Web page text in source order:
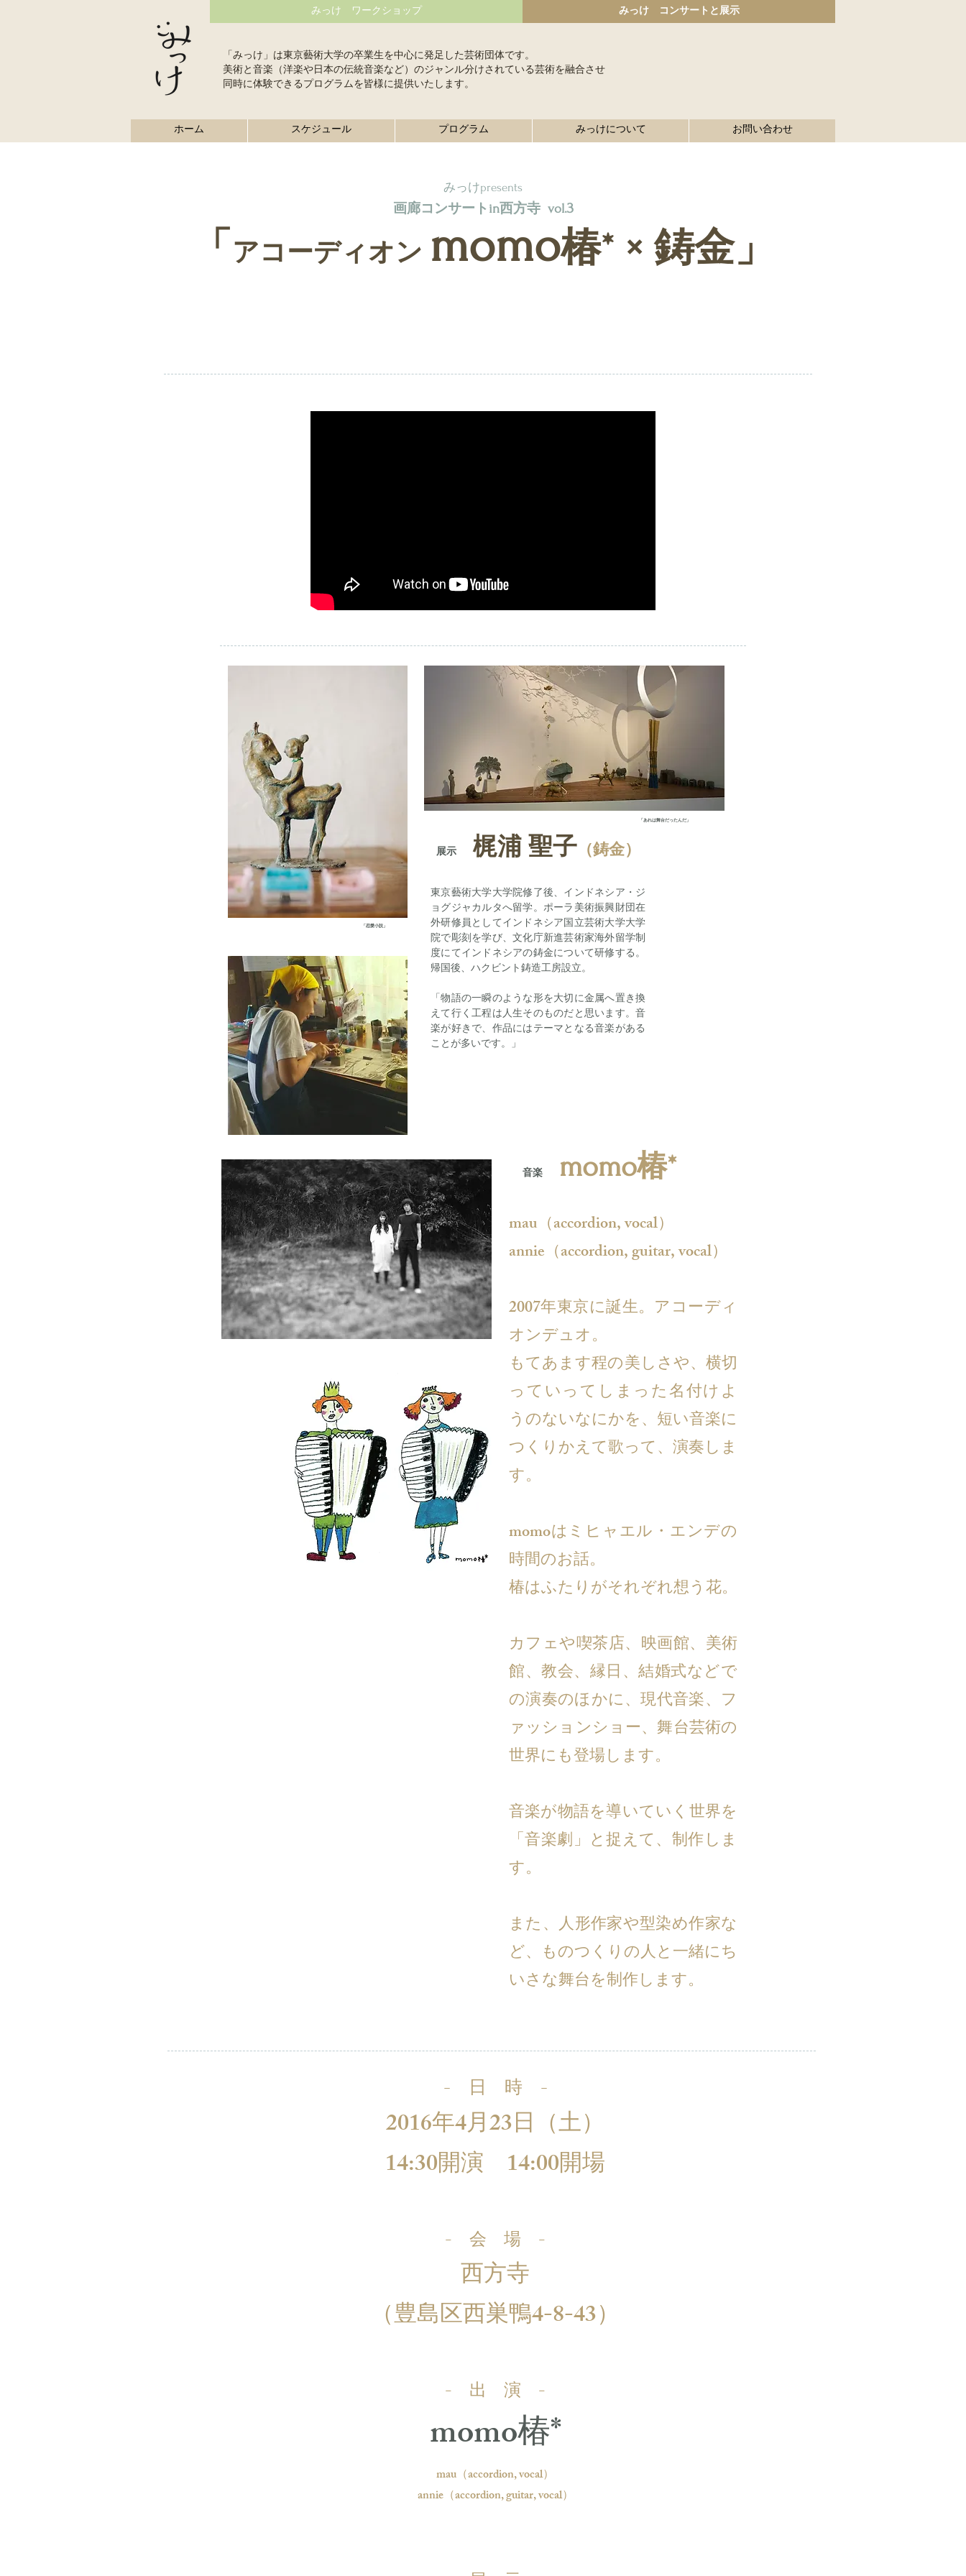
みっけ ワークショップ みっけ コンサートと展示
「みっけ」は東京藝術大学の卒業生を中心に発足した芸術団体です。
美術と音楽（洋楽や日本の伝統音楽など）のジャンル分けされている芸術を融合させ
同時に体験できるプログラムを皆様に提供いたします。
ホーム スケジュール プログラム みっけについて お問い合わせ
みっけpresents
画廊コンサートin西方寺 vol.3
「 アコーディオン momo椿* × 鋳金」
「恋愛小説」
「あれは舞台だったんだ」
展示 梶浦 聖子（鋳金）
東京藝術大学大学院修了後、インドネシア・ジ
ョグジャカルタへ留学。ポーラ美術振興財団在
外研修員としてインドネシア国立芸術大学大学
院で彫刻を学び、文化庁新進芸術家海外留学制
度にてインドネシアの鋳金について研修する。
帰国後、ハクビント鋳造工房設立。
「物語の一瞬のような形を大切に金属へ置き換
えて行く工程は人生そのものだと思います。音
楽が好きで、作品にはテーマとなる音楽がある
ことが多いです。」
音楽 momo椿*
mau（accordion, vocal）
annie（accordion, guitar, vocal）
2007年東京に誕生。アコーディ
オンデュオ。
もてあます程の美しさや、横切
っていってしまった名付けよ
うのないなにかを、短い音楽に
つくりかえて歌って、演奏しま
す。
momoはミヒャエル・エンデの
時間のお話。
椿はふたりがそれぞれ想う花。
カフェや喫茶店、映画館、美術
館、教会、縁日、結婚式などで
の演奏のほかに、現代音楽、フ
ァッションショー、舞台芸術の
世界にも登場します。
音楽が物語を導いていく世界を
「音楽劇」と捉えて、制作しま
す。
また、人形作家や型染め作家な
ど、ものつくりの人と一緒にち
いさな舞台を制作します。
- 日 時 -
2016年4月23日（土）
14:30開演 14:00開場
- 会 場 -
西方寺
（豊島区西巣鴨4-8-43）
- 出 演 -
momo椿*
mau（accordion, vocal）
annie（accordion, guitar, vocal）